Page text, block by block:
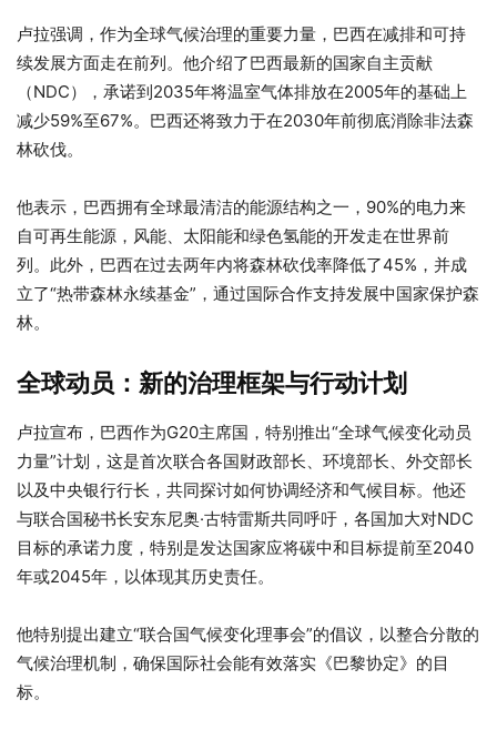
卢拉强调，作为全球气候治理的重要力量，巴西在减排和可持
续发展方面走在前列。他介绍了巴西最新的国家自主贡献
（NDC），承诺到2035年将温室气体排放在2005年的基础上
减少59%至67%。巴西还将致力于在2030年前彻底消除非法森
林砍伐。
他表示，巴西拥有全球最清洁的能源结构之一，90%的电力来
自可再生能源，风能、太阳能和绿色氢能的开发走在世界前
列。此外，巴西在过去两年内将森林砍伐率降低了45%，并成
立了“热带森林永续基金”，通过国际合作支持发展中国家保护森
林。
全球动员：新的治理框架与行动计划
卢拉宣布，巴西作为G20主席国，特别推出“全球气候变化动员
力量”计划，这是首次联合各国财政部长、环境部长、外交部长
以及中央银行行长，共同探讨如何协调经济和气候目标。他还
与联合国秘书长安东尼奥·古特雷斯共同呼吁，各国加大对NDC
目标的承诺力度，特别是发达国家应将碳中和目标提前至2040
年或2045年，以体现其历史责任。
他特别提出建立“联合国气候变化理事会”的倡议，以整合分散的
气候治理机制，确保国际社会能有效落实《巴黎协定》的目
标。